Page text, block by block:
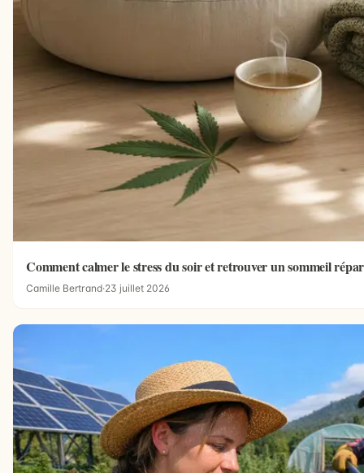
Comment calmer le stress du soir et retrouver un sommeil
Camille Bertrand·23 juillet 2026